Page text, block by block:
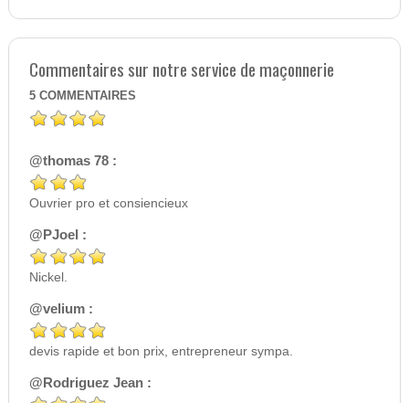
Commentaires sur notre service de maçonnerie
5 COMMENTAIRES
@thomas 78 :
Ouvrier pro et consiencieux
@PJoel :
Nickel.
@velium :
devis rapide et bon prix, entrepreneur sympa.
@Rodriguez Jean :